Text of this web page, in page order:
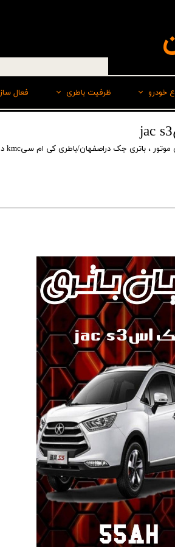
خودرو
هیوندای
ایرانخودرو
کیا
جک KMC/JAC
بهمن موتور
پارس خودرو
لیفان
جیلی
سیترو،ن
دوو
رنو
لکسوس
مزدا
نیسان
ظرفیت باطری
55 امپر
70 امپر بلند L
برلیانس
70 امپر بلندR
74 امپر
فعال
، باتری جک دراصفهان/باطری کی ام سیkmc دراصفهان/ارسال رایگان